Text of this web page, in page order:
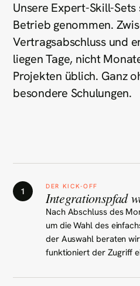
Unsere Expert-Skill-
Betrieb genommen.
Vertragsabschluss und
liegen Tage, nicht
Projekten üblich. Ganz
besondere Schulungen.
1 DER KICK-OFF
Integrationspfad
Nach Abschluss des
um die Wahl des
der Auswahl beraten
funktioniert der Zugriff